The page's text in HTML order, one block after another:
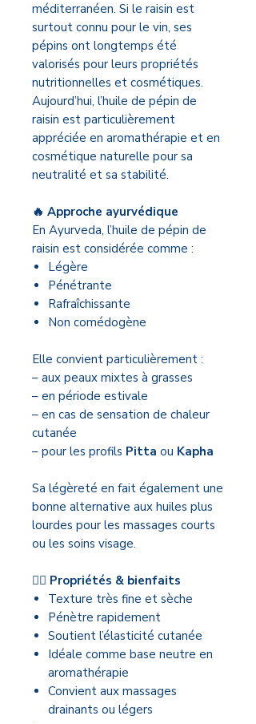
méditerranéen. Si le raisin est
surtout connu pour le vin, ses
pépins ont longtemps été
valorisés pour leurs propriétés
nutritionnelles et cosmétiques.
Aujourd’hui, l’huile de pépin de
raisin est particulièrement
appréciée en aromathérapie et en
cosmétique naturelle pour sa
neutralité et sa stabilité.
🔥 Approche ayurvédique
En Ayurveda, l’huile de pépin de
raisin est considérée comme :
Légère
Pénétrante
Rafraîchissante
Non comédogène
Elle convient particulièrement :
– aux peaux mixtes à grasses
– en période estivale
– en cas de sensation de chaleur
cutanée
– pour les profils Pitta ou Kapha
Sa légèreté en fait également une
bonne alternative aux huiles plus
lourdes pour les massages courts
ou les soins visage.
💆‍♂️ Propriétés & bienfaits
Texture très fine et sèche
Pénètre rapidement
Soutient l’élasticité cutanée
Idéale comme base neutre en
aromathérapie
Convient aux massages
drainants ou légers